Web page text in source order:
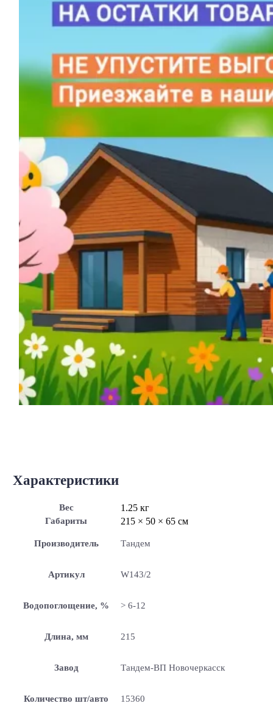
Характеристики
Вес 1.25 кг
Габариты 215 × 50 × 65 см
Производитель Тандем
Артикул W143/2
Водопоглощение, % > 6-12
Длина, мм 215
Завод Тандем-ВП Новочеркасск
Количество шт/авто 15360